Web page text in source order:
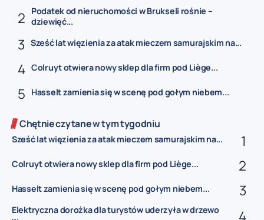
Podatek od nieruchomości w Brukseli rośnie –
dziewięć...
Sześć lat więzienia za atak mieczem samurajskim na...
Colruyt otwiera nowy sklep dla firm pod Liège...
Hasselt zamienia się w scenę pod gołym niebem...
Chętnie czytane w tym tygodniu
Sześć lat więzienia za atak mieczem samurajskim na...
Colruyt otwiera nowy sklep dla firm pod Liège...
Hasselt zamienia się w scenę pod gołym niebem...
Elektryczna dorożka dla turystów uderzyła w drzewo